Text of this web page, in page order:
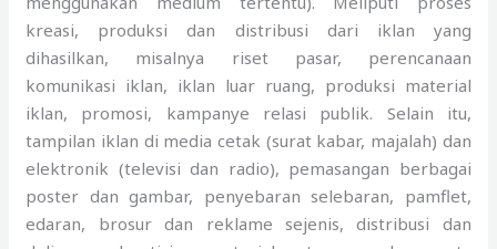
kreasi, produksi dan distribusi dari iklan yang
dihasilkan, misalnya riset pasar, perencanaan
komunikasi iklan, iklan luar ruang, produksi material
iklan, promosi, kampanye relasi publik. Selain itu,
tampilan iklan di media cetak (surat kabar, majalah) dan
elektronik (televisi dan radio), pemasangan berbagai
poster dan gambar, penyebaran selebaran, pamflet,
edaran, brosur dan reklame sejenis, distribusi dan